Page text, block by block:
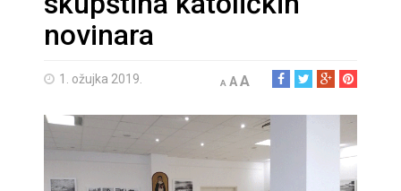
novinara
1. ožujka 2019. A AA